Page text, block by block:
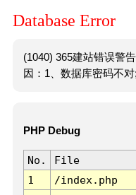
Database Error
(1040) 365建站错误警
因：1、数据库密码不对
PHP Debug
No. File
1
/index.php